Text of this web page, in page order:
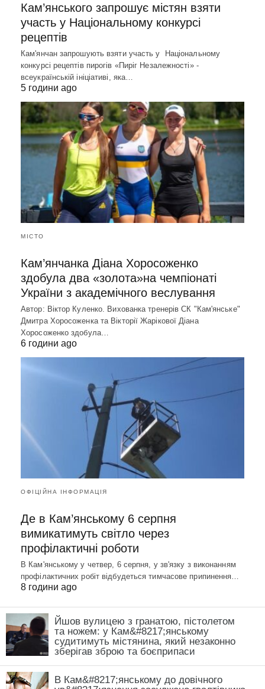
Кам’янського запрошує містян взяти
участь у Національному конкурсі
рецептів
Кам'янчан запрошують взяти участь у Національному
конкурсі рецептів пирогів «Пиріг Незалежності» -
всеукраїнській ініціативі, яка…
5 години ago
МІСТО
Кам’янчанка Діана Хоросоженко
здобула два «золота»на чемпіонаті
України з академічного веслування
Автор: Віктор Куленко. Вихованка тренерів СК "Кам'янське"
Дмитра Хоросоженка та Вікторії Жарікової Діана
Хоросоженко здобула…
6 години ago
ОФІЦІЙНА ІНФОРМАЦІЯ
Де в Кам’янському 6 серпня
вимикатимуть світло через
профілактичні роботи
В Кам'янському у четвер, 6 серпня, у зв'язку з виконанням
профілактичних робіт відбудеться тимчасове припинення…
8 години ago
Йшов вулицею з гранатою, пістолетом
та ножем: у Кам&#8217;янському
судитимуть містянина, який незаконно
зберігав зброю та боєприпаси
В Кам&#8217;янському до довічного